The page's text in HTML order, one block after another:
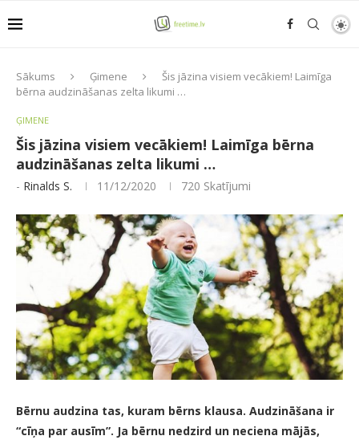
Sākums Ģimene
Šis jāzina visiem vecākiem! Laimīga
bērna audzināšanas zelta likumi …
ĢIMENE
Šis jāzina visiem vecākiem! Laimīga bērna
audzināšanas zelta likumi …
- Rinalds S. 11/12/2020 720 Skatījumi
Bērnu audzina tas, kuram bērns klausa. Audzināšana ir
“cīņa par ausīm”. Ja bērnu nedzird un neciena mājās,